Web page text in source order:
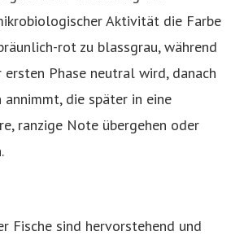
Aktivität die Farbe
rot zu blassgrau, während
ersten Phase neutral wird, danach
die später in eine
ranzige Note übergehen oder
Fische sind hervorstehend und